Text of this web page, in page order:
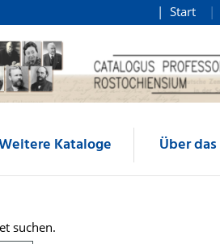
Start
Kataloge Über
suchen.